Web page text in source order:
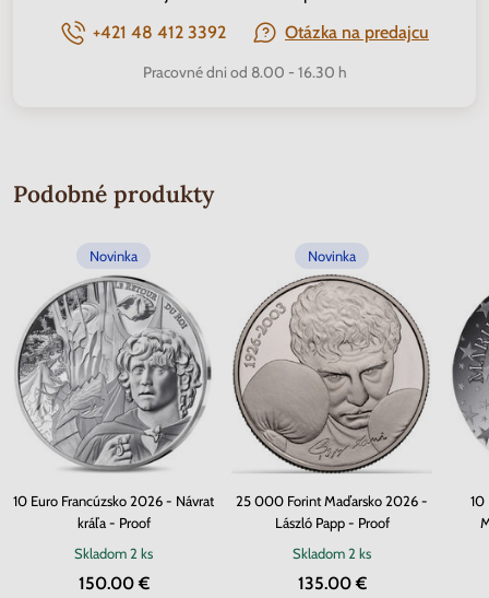
+421 48 412 3392
Otázka na predajcu
Pracovné dni od 8.00 - 16.30 h
Podobné produkty
Novinka
10 Euro Francúzsko 2026 - Návrat
kráľa - Proof
Skladom2 ks
150.00 €
Novinka
25 000 Forint Maďarsko 2026 -
László Papp - Proof
Skladom2 ks
135.00 €
10